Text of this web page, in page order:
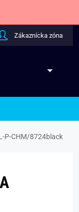
Zákaznícka zóna
P-CHM/8724black